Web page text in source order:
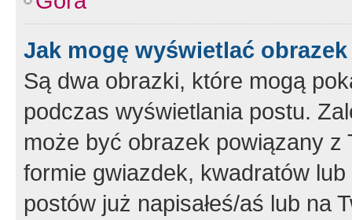
Jak mogę wyświetlać
Są dwa obrazki, które mogą
podczas wyświetlania postu.
może być obrazek powiązany z
formie gwiazdek, kwadratów
postów już napisałeś/aś lub na